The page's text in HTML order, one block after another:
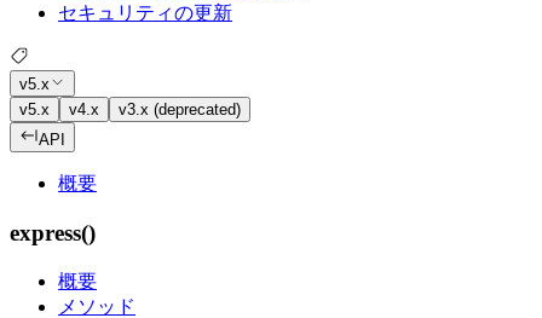
セキュリティの更新
v5.x
v5.x
v4.x
v3.x (deprecated)
API
概要
express()
概要
メソッド